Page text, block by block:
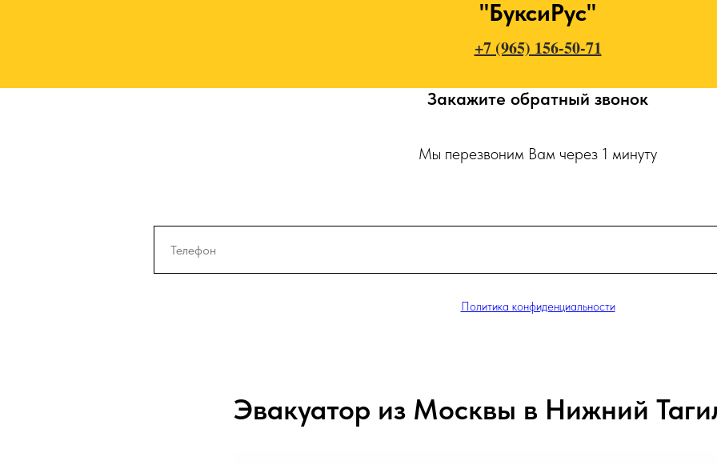
"БуксиРус"
+7 (965) 156-50-71
Закажите обратный звонок
Мы перезвоним Вам через 1 минуту
Политика конфиденциальности
Эвакуатор из Москвы в Нижний